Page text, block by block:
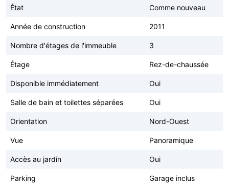
État Comme nouveau
Année de construction 2011
Nombre d'étages de l'immeuble 3
Étage Rez-de-chaussée
Disponible immédiatement Oui
Salle de bain et toilettes séparées Oui
Orientation Nord-Ouest
Vue Panoramique
Accès au jardin Oui
Parking Garage inclus